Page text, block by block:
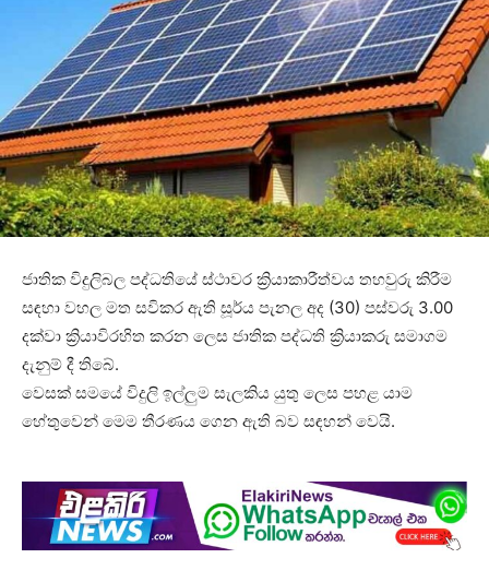
ජාතික විදුලිබල පද්ධතියේ ස්ථාවර ක්‍රියාකාරීත්වය තහවුරු කිරීම
සඳහා වහල මත සවිකර ඇති සූර්ය පැනල අද (30) පස්වරු 3.00
දක්වා ක්‍රියාවිරහිත කරන ලෙස ජාතික පද්ධති ක්‍රියාකරු සමාගම
දැනුම් දී තිබේ.
වෙසක් සමයේ විදුලි ඉල්ලුම සැලකිය යුතු ලෙස පහළ යාම
හේතුවෙන් මෙම තීරණය ගෙන ඇති බව සඳහන් වෙයි.